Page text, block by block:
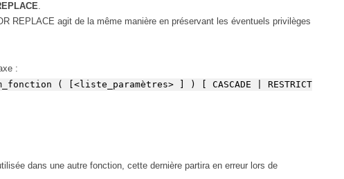
.
REPLACE agit de la même manière en préservant les éventuels privilèges
:
( [<liste_paramètres> ] ) [ CASCADE | RESTRICT
dans une autre fonction, cette dernière partira en erreur lors de